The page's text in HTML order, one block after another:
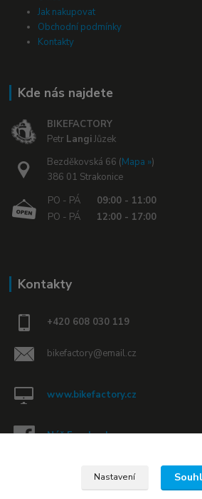
Jak nakupovat
Obchodní podmínky
Kontakty
Kde nás najdete
BIKEFACTORY
Petr LangiJůzek
Bezděkovská 66 (Mapa »)
386 01 Strakonice
PO - PÁ
09:00 - 11:00
PO - PÁ
12:00 - 17:00
Kontakty
+420 608 030 119
bikefactory@email.cz
www.bikefactory.cz
Náš Facebook »
Nastavení